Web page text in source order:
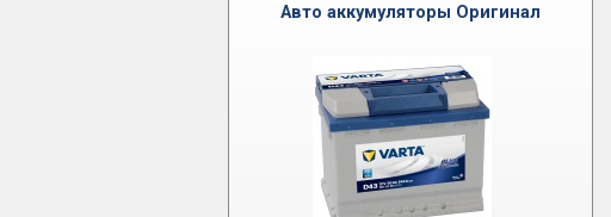
Авто аккумуляторы Оригинал